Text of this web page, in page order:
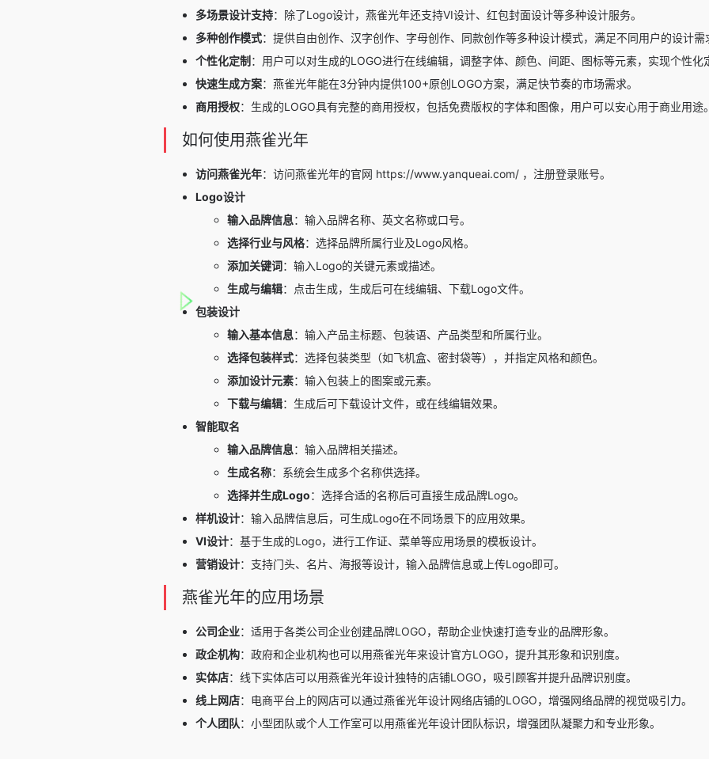
多场景设计支持：除了Logo设计，燕雀光年还支持VI设计、红包封面设计等多种设计服务。
多种创作模式：提供自由创作、汉字创作、字母创作、同款创作等多种设计模式，满足不同用户的设计需
个性化定制 ：用户可以对生成的LOGO进行在线编辑，调整字体、颜色、间距、图标等元素，实现个性化
快速生成方案：燕雀光年能在3分钟内提供100+原创LOGO方案，满足快节奏的市场需求。
商用授权：生成的LOGO具有完整的商用授权，包括免费版权的字体和图像，用户可以安心用于商业用途。
如何使用燕雀光年
访问燕雀光年：访问燕雀光年的官网 https://www.yanqueai.com/ ，注册登录账号。
Logo设计
输入品牌信息：输入品牌名称、英文名称或口号。
选择行业与风格：选择品牌所属行业及Logo风格。
添加关键词：输入Logo的关键元素或描述。
生成与编辑：点击生成，生成后可在线编辑、下载Logo文件。
包装设计
输入基本信息：输入产品主标题、包装语、产品类型和所属行业。
选择包装样式：选择包装类型（如飞机盒、密封袋等），并指定风格和颜色。
添加设计元素：输入包装上的图案或元素。
下载与编辑：生成后可下载设计文件，或在线编辑效果。
智能取名
输入品牌信息：输入品牌相关描述。
生成名称：系统会生成多个名称供选择。
选择并生成Logo：选择合适的名称后可直接生成品牌Logo。
样机设计：输入品牌信息后，可生成Logo在不同场景下的应用效果。
VI设计：基于生成的Logo，进行工作证、菜单等应用场景的模板设计。
营销设计：支持门头、名片、海报等设计，输入品牌信息或上传Logo即可。
燕雀光年的应用场景
公司企业：适用于各类公司企业创建品牌LOGO，帮助企业快速打造专业的品牌形象。
政企机构：政府和企业机构也可以用燕雀光年来设计官方LOGO，提升其形象和识别度。
实体店：线下实体店可以用燕雀光年设计独特的店铺LOGO，吸引顾客并提升品牌识别度。
线上网店：电商平台上的网店可以通过燕雀光年设计网络店铺的LOGO，增强网络品牌的视觉吸引力。
个人团队：小型团队或个人工作室可以用燕雀光年设计团队标识，增强团队凝聚力和专业形象。